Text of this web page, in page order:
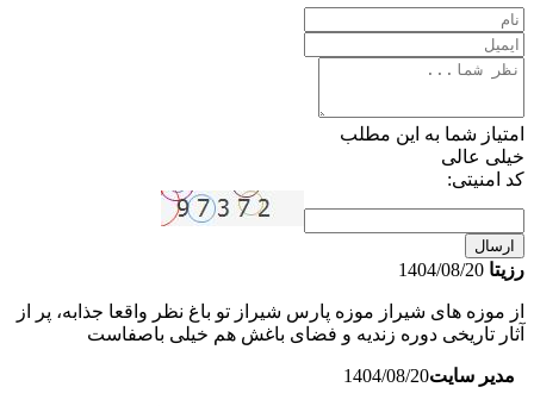
امتیاز شما به این مطلب
خیلی عالی
کد امنیتی:
ارسال
رزیتا 1404/08/20
از موزه های شیراز موزه پارس شیراز تو باغ نظر واقعا جذابه، پر از
آثار تاریخی دوره زندیه و فضای باغش هم خیلی باصفاست
مدیر سایت1404/08/20